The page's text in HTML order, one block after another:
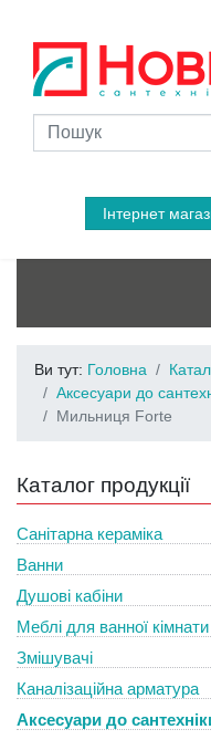
Інтернет
Ви тут: Головна
Аксесуари до
Мильниця Forte
Каталог продукції
Санітарна кераміка
Ванни
Душові кабіни
Меблі для ванної кімнати
Змішувачі
Каналізаційна арматура
Аксесуари до